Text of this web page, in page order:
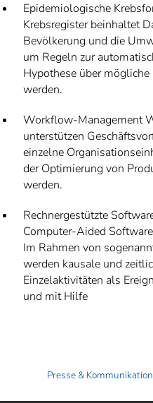
Epidemiologische
Krebsregister beinhaltet
Bevölkerung und die
um Regeln zur
Hypothese über
werden.
Workflow-Management
unterstützen
einzelne
der Optimierung von
werden.
Rechnergestützte
Computer-Aided
Im Rahmen von
werden kausale und
Einzelaktivitäten als
und mit Hilfe
Presse & Kommunikation